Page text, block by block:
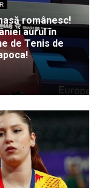
românesc!
aurul în
de Tenis de